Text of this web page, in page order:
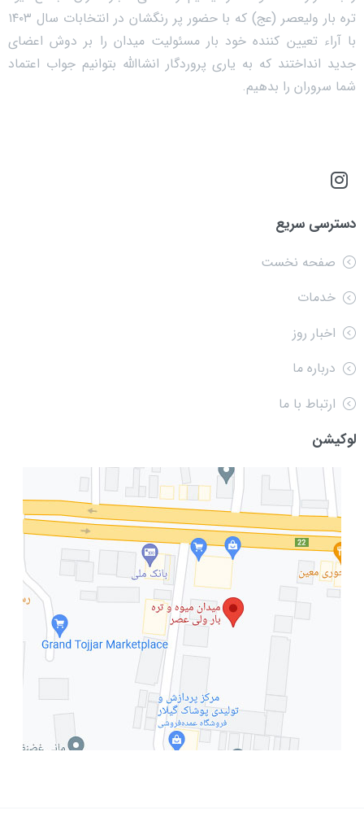
تره بار ولیعصر (عج) که با حضور پر رنگشان در انتخابات سال ۱۴۰۳
با آراء تعیین کننده خود بار مسئولیت میدان را بر دوش اعضای
جدید انداختند که به یاری پروردگار انشاالله بتوانیم جواب اعتماد
شما سروران را بدهیم.
دسترسی سریع
صفحه نخست
خدمات
اخبار روز
درباره ما
ارتباط با ما
لوکیشن